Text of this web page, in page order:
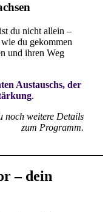
du nicht allein –
du gekommen
und ihren Weg
Austauschs, der
.
noch weitere Details
zum Programm.
– dein